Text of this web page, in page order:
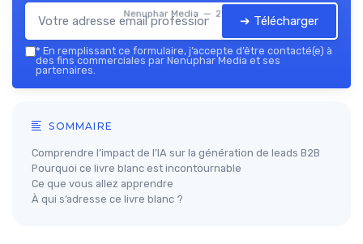
Nenuphar Media — 2026
➔ Télécharger
* En remplissant ce formulaire, j’accepte d’être contacté(e) à
des fins commerciales par Nenuphar Media et ses
partenaires.
SOMMAIRE
Comprendre l’impact de l’IA sur la génération de leads B2B
Pourquoi ce livre blanc est incontournable
Ce que vous allez apprendre
À qui s’adresse ce livre blanc ?